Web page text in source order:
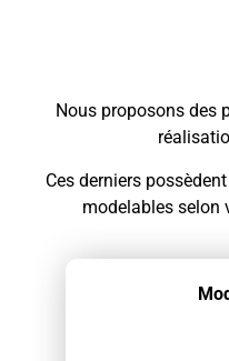
Nous proposons des
Ces derniers
modelables selon